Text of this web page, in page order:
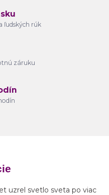
ľudských rúk
záruku
uzrel svetlo sveta po viac